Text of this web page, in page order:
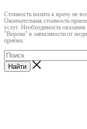
Cтоимость визита к врачу не
Окончательная стоимость
услуг. Необходимость
"Верона" в зависимости от
приёма.
Найти